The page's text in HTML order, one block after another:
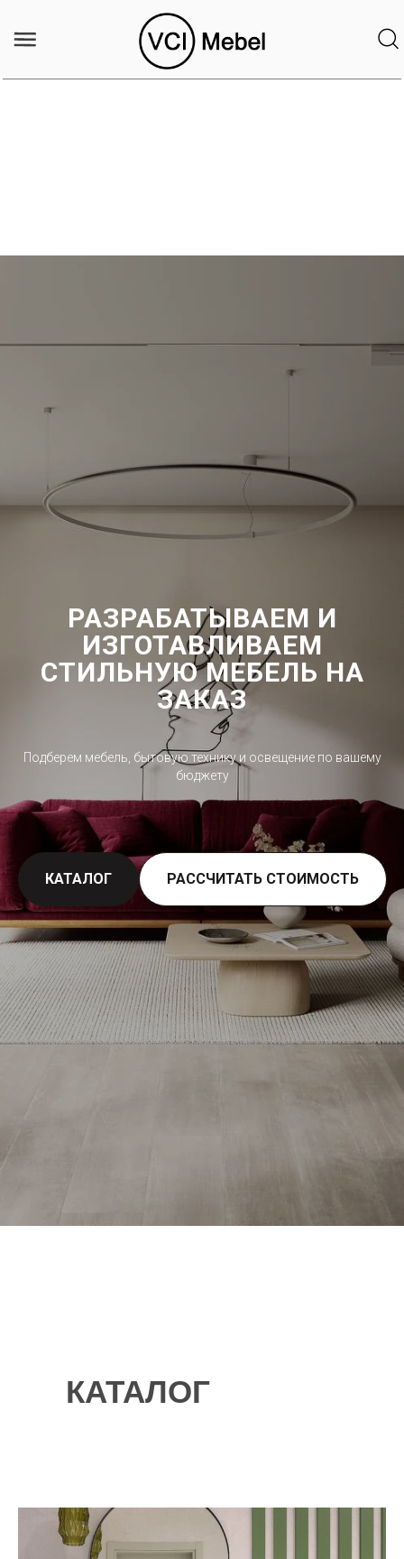
РАЗРАБАТЫВАЕМ И
ИЗГОТАВЛИВАЕМ
СТИЛЬНУЮ МЕБЕЛЬ НА
ЗАКАЗ
Подберем мебель, бытовую технику и освещение по вашему
бюджету
КАТАЛОГ РАССЧИТАТЬ СТОИМОСТЬ
КАТАЛОГ